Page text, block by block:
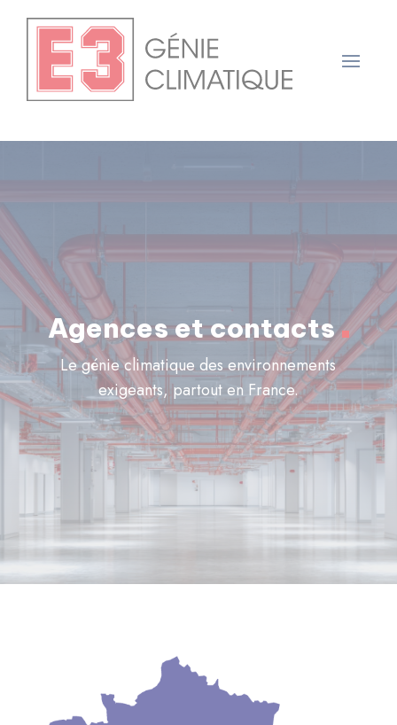
Agences et contacts
Le génie climatique des environnements
exigeants, partout en France.
Panneau de gestion des cookies